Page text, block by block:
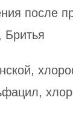
после
Бритья